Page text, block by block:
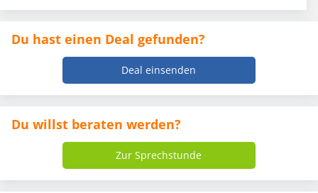
Du hast einen Deal gefunden?
Deal einsenden
Du willst beraten werden?
Zur Sprechstunde